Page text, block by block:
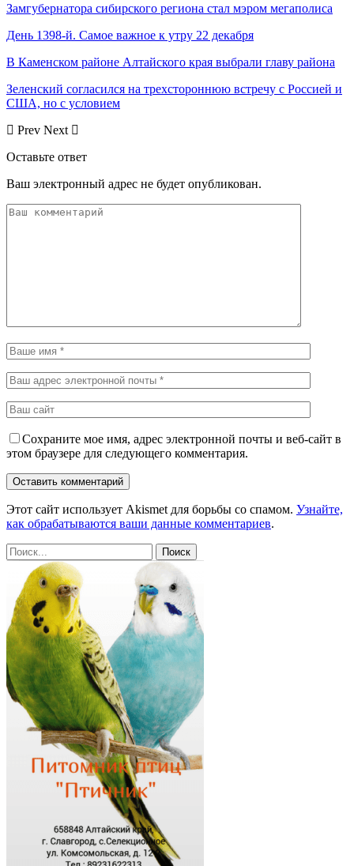
Замгубернатора сибирского региона стал мэром мегаполиса
День 1398-й. Самое важное к утру 22 декабря
В Каменском районе Алтайского края выбрали главу района
Зеленский согласился на трехстороннюю встречу с Россией и
США, но с условием
Prev Next
Оставьте ответ
Ваш электронный адрес не будет опубликован.
Сохраните мое имя, адрес электронной почты и веб-сайт в
этом браузере для следующего комментария.
Этот сайт использует Akismet для борьбы со спамом. Узнайте,
как обрабатываются ваши данные комментариев.